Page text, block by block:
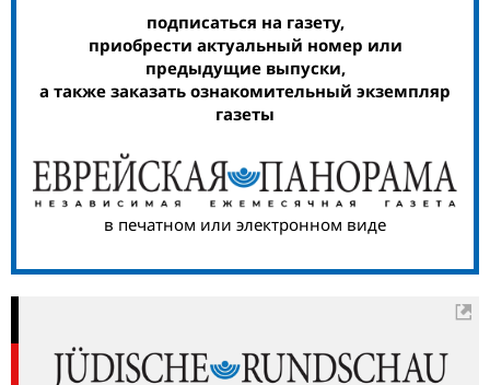
подписаться на газету,
приобрести актуальный номер или
предыдущие выпуски,
а также заказать ознакомительный экземпляр
газеты
в печатном или электронном виде